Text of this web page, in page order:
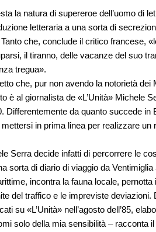
la natura di supereroe dell’uomo di
letteraria a una sorta di
che, conclude il critico francese,
il tiranno, delle vacanze del suo
tregua».
che, pur non avendo la notorietà dei
è al giornalista de «L’Unità» Michele
Differentemente da quanto succede in
in prima linea per realizzare un
Serra decide infatti di percorrere le
sorta di diario di viaggio da Ventimiglia
incontra la fauna locale, pernotta
del traffico e le impreviste deviazioni.
su «L’Unità» nell’agosto dell’85,
solo della mia sensibilità – racconta